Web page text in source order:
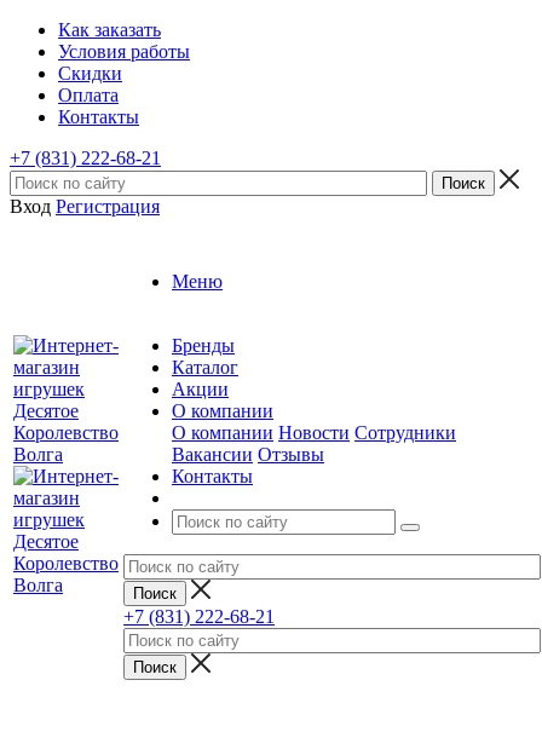
Как заказать
Условия работы
Скидки
Оплата
Контакты
+7 (831) 222-68-21
Вход Регистрация
Меню
Бренды
Каталог
Акции
О компании
О компании Новости Сотрудники
Вакансии Отзывы
Контакты
+7 (831) 222-68-21